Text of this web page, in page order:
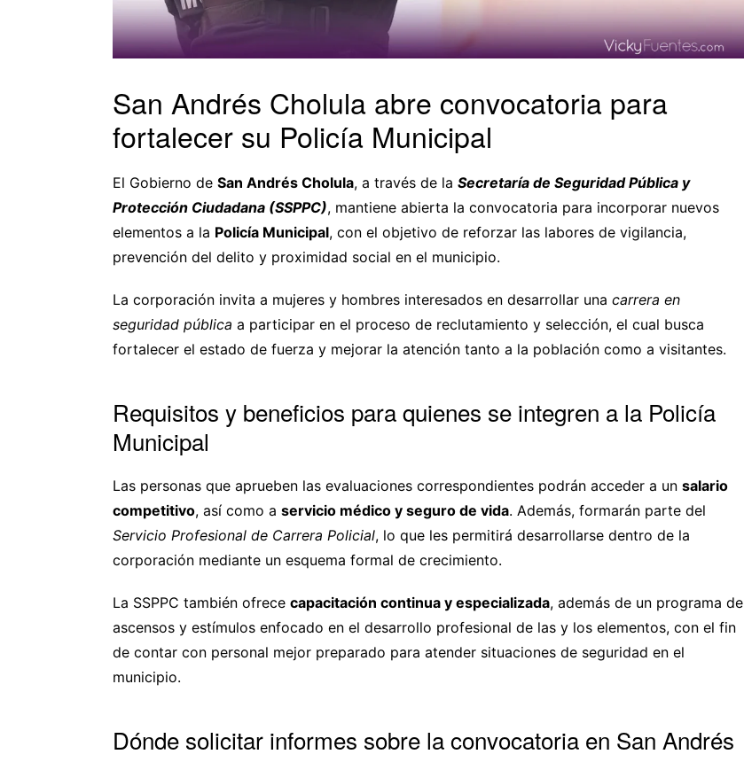
San Andrés Cholula abre convocatoria para
fortalecer su Policía Municipal
El Gobierno de San Andrés Cholula, a través de la Secretaría de Seguridad Pública y
Protección Ciudadana (SSPPC), mantiene abierta la convocatoria para incorporar nuevos
elementos a la Policía Municipal, con el objetivo de reforzar las labores de vigilancia,
prevención del delito y proximidad social en el municipio.
La corporación invita a mujeres y hombres interesados en desarrollar una carrera en
seguridad pública a participar en el proceso de reclutamiento y selección, el cual busca
fortalecer el estado de fuerza y mejorar la atención tanto a la población como a visitantes.
Requisitos y beneficios para quienes se integren a la Policía
Municipal
Las personas que aprueben las evaluaciones correspondientes podrán acceder a un salario
competitivo, así como a servicio médico y seguro de vida. Además, formarán parte del
Servicio Profesional de Carrera Policial, lo que les permitirá desarrollarse dentro de la
corporación mediante un esquema formal de crecimiento.
La SSPPC también ofrece capacitación continua y especializada, además de un programa de
ascensos y estímulos enfocado en el desarrollo profesional de las y los elementos, con el fin
de contar con personal mejor preparado para atender situaciones de seguridad en el
municipio.
Dónde solicitar informes sobre la convocatoria en San Andrés